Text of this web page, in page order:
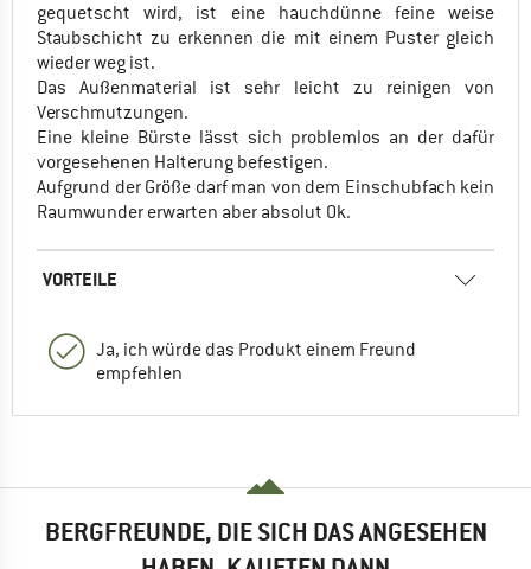
gequetscht wird, ist eine hauchdünne feine weise
Staubschicht zu erkennen die mit einem Puster gleich
wieder weg ist.
Das Außenmaterial ist sehr leicht zu reinigen von
Verschmutzungen.
Eine kleine Bürste lässt sich problemlos an der dafür
vorgesehenen Halterung befestigen.
Aufgrund der Größe darf man von dem Einschubfach kein
Raumwunder erwarten aber absolut Ok.
VORTEILE
Ja, ich würde das Produkt einem Freund
empfehlen
BERGFREUNDE, DIE SICH DAS ANGESEHEN